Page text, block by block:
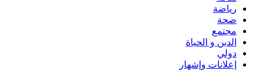
رياضة
صحة
مجتمع
الدين و الحياة
دولي
إعلانات وإشهار